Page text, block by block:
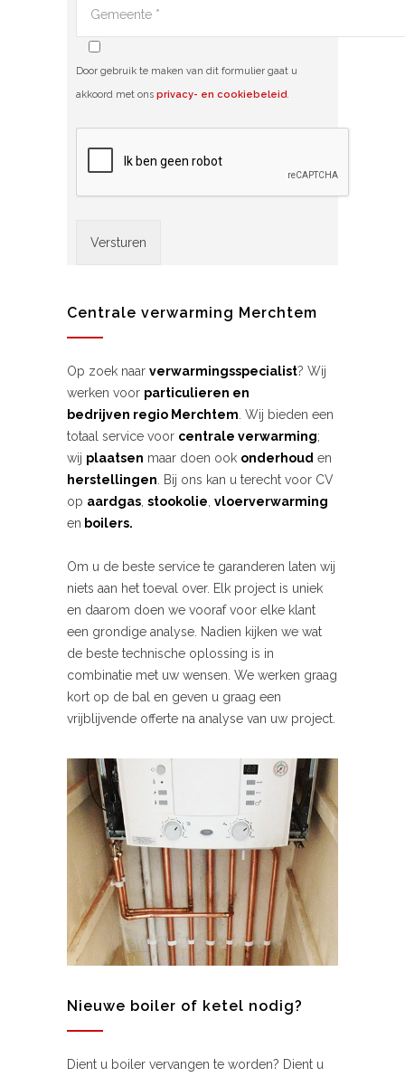
Door gebruik te maken van dit formulier gaat u
akkoord met ons privacy- en cookiebeleid.
Centrale verwarming Merchtem
Op zoek naar verwarmingsspecialist? Wij
werken voor particulieren en
bedrijven regio Merchtem . Wij bieden een
totaal service voor centrale verwarming;
wij plaatsen maar doen ook onderhoud en
herstellingen . Bij ons kan u terecht voor CV
op aardgas stookolie vloerverwarming
en boilers.
Om u de beste service te garanderen laten wij
niets aan het toeval over. Elk project is uniek
en daarom doen we vooraf voor elke klant
een grondige analyse. Nadien kijken we wat
de beste technische oplossing is in
combinatie met uw wensen. We werken graag
kort op de bal en geven u graag een
vrijblijvende offerte na analyse van uw project.
Nieuwe boiler of ketel nodig?
Dient u boiler vervangen te worden? Dient u